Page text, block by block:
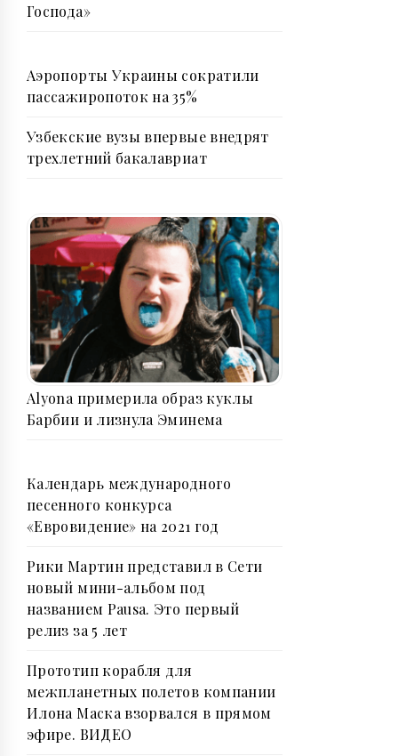
Господа»
Аэропорты Украины сократили
пассажиропоток на 35%
Узбекские вузы впервые внедрят
трехлетний бакалавриат
Alyona примерила образ куклы
Барбии и лизнула Эминема
Календарь международного
песенного конкурса
«Евровидение» на 2021 год
Рики Мартин представил в Сети
новый мини-альбом под
названием Pausa. Это первый
релиз за 5 лет
Прототип корабля для
межпланетных полетов компании
Илона Маска взорвался в прямом
эфире. ВИДЕО